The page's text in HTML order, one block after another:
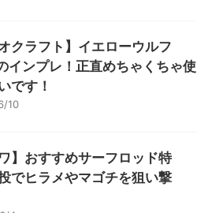
オクラフト】イエローウルフ
インプレ！正直めちゃくちゃ使
です！
10
ワ】おすすめサーフロッド特
でヒラメやマゴチを狙い撃